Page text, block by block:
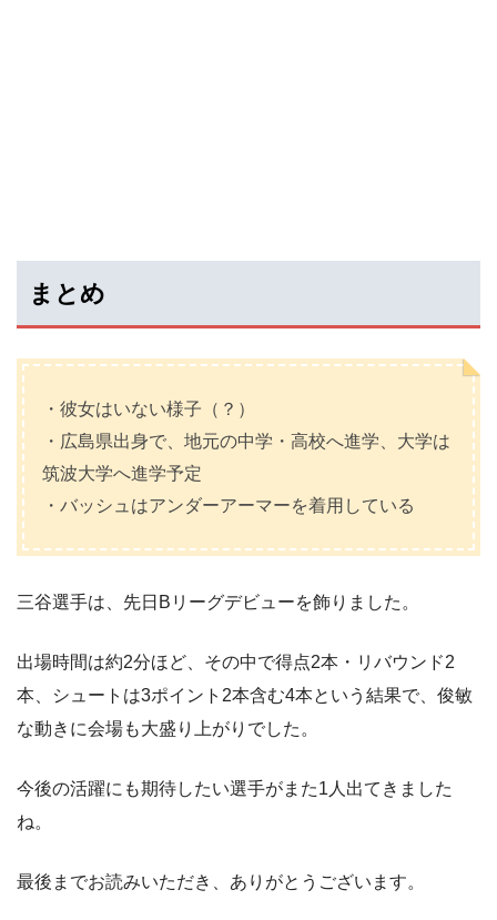
まとめ
・彼女はいない様子（？）
・広島県出身で、地元の中学・高校へ進学、大学は
筑波大学へ進学予定
・バッシュはアンダーアーマーを着用している
三谷選手は、先日Bリーグデビューを飾りました。
出場時間は約2分ほど、その中で得点2本・リバウンド2
本、シュートは3ポイント2本含む4本という結果で、俊敏
な動きに会場も大盛り上がりでした。
今後の活躍にも期待したい選手がまた1人出てきました
ね。
最後までお読みいただき、ありがとうございます。